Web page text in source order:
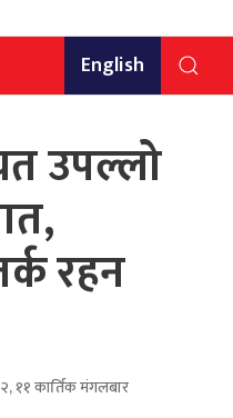
English
उपल्लो
रहन
११ कार्तिक मंगलबार